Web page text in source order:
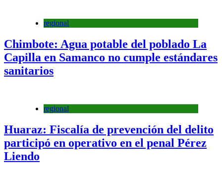
regional
Chimbote: Agua potable del poblado La
Capilla en Samanco no cumple estándares
sanitarios
regional
Huaraz: Fiscalía de prevención del delito
participó en operativo en el penal Pérez
Liendo